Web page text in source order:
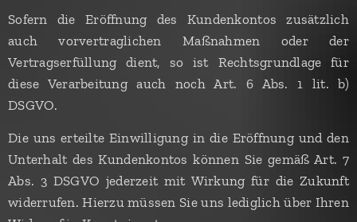
Sofern die Eröffnung des Kundenkontos zusätzlich
auch vorvertraglichen Maßnahmen oder der
Vertragserfüllung dient, so ist Rechtsgrundlage für
diese Verarbeitung auch noch Art. 6 Abs. 1 lit. b)
DSGVO.
Die uns erteilte Einwilligung in die Eröffnung und den
Unterhalt des Kundenkontos können Sie gemäß Art. 7
Abs. 3 DSGVO jederzeit mit Wirkung für die Zukunft
widerrufen. Hierzu müssen Sie uns lediglich über Ihren